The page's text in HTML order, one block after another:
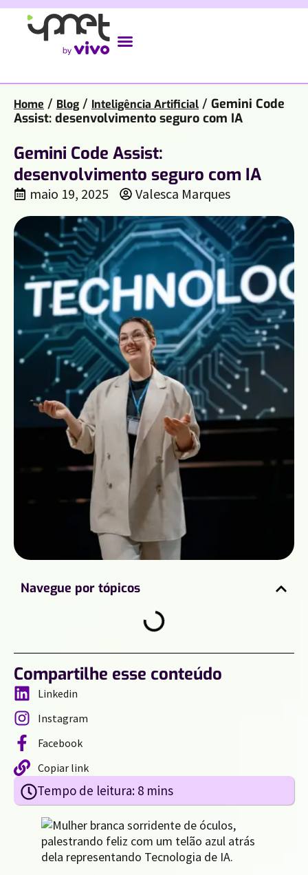
Home / Blog / Inteligência Artificial / Gemini Code
Assist: desenvolvimento seguro com IA
Gemini Code Assist:
desenvolvimento seguro com IA
maio 19, 2025 Valesca Marques
Navegue por tópicos
Compartilhe esse conteúdo
Linkedin
Instagram
Facebook
Copiar link